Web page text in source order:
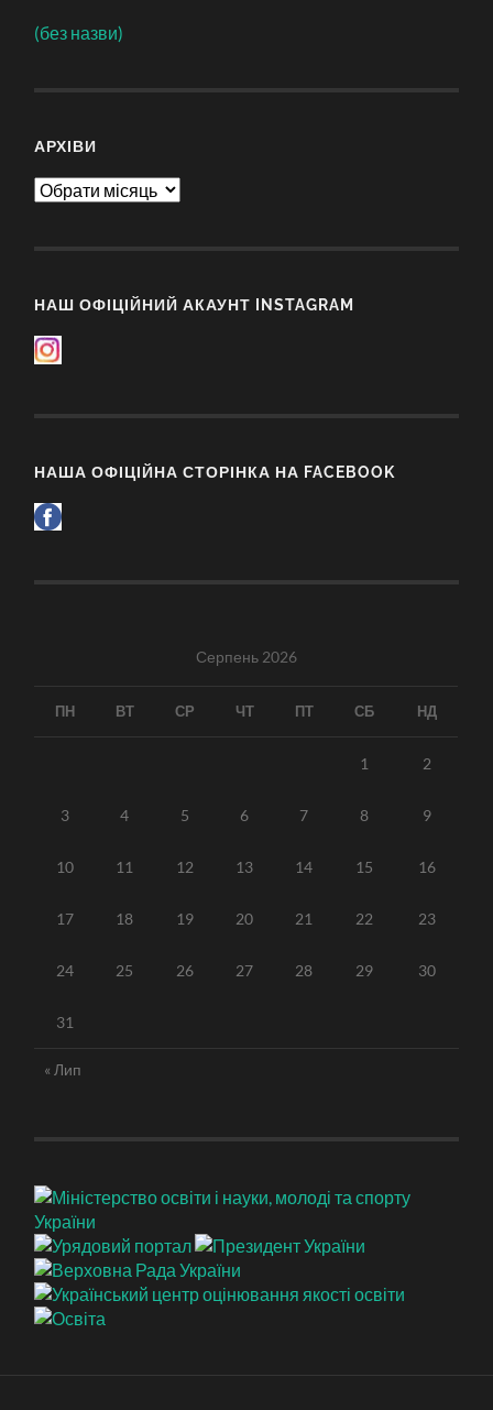
(без назви)
АРХІВИ
Архіви
НАШ ОФІЦІЙНИЙ АКАУНТ INSTAGRAM
НАША ОФІЦІЙНА СТОРІНКА НА FACEBOOK
Серпень 2026
ПН ВТ СР ЧТ ПТ СБ НД
1 2
3 4 5 6 7 8 9
10 11 12 13 14 15 16
17 18 19 20 21 22 23
24 25 26 27 28 29 30
31
« Лип